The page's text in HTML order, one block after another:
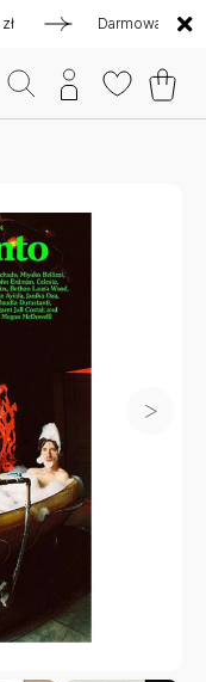
Darmowa dostawa